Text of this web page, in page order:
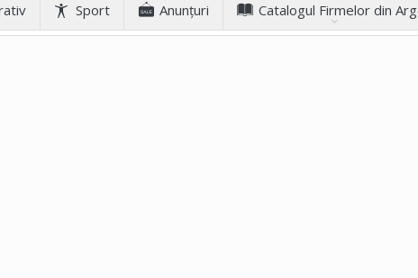
Sport Anunţuri Catalogul Firmelor din